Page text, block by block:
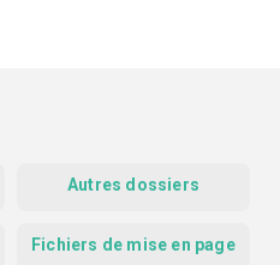
Autres dossiers
Fichiers de mise en page